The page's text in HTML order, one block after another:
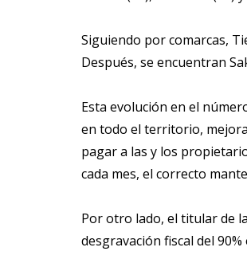
Siguiendo por comarcas,
Después, se encuentran
Esta evolución en el
en todo el territorio,
pagar a las y los
cada mes, el correcto
Por otro lado, el titular de
desgravación fiscal del